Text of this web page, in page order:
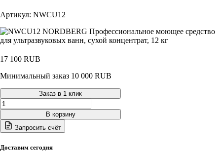
Артикул: NWCU12
17 100 RUB
Минимальный заказ 10 000 RUB
Заказ в 1 клик
Количество
товара
NWCU12
NORDBERG
моющее
В корзину
Запросить счёт
Доставим сегодня